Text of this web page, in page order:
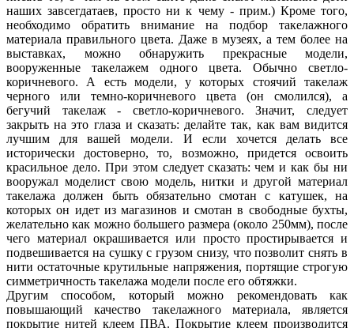
наших завсегдатаев, просто ни к чему - прим.) Кроме того,
необходимо обратить внимание на подбор такелажного
материала правильного цвета. Даже в музеях, а тем более на
выставках, можно обнаружить прекрасные модели,
вооруженные такелажем одного цвета. Обычно светло-
коричневого. А есть модели, у которых стоячий такелаж
черного или темно-коричневого цвета (он смолился), а
бегучий такелаж - светло-коричневого. Значит, следует
закрыть на это глаза и сказать: делайте так, как вам видится
лучшим для вашей модели. И если хочется делать все
исторически достоверно, то, возможно, придется освоить
красильное дело. При этом следует сказать: чем и как бы ни
вооружал моделист свою модель, нитки и другой материал
такелажа должен быть обязательно смотан с катушек, на
которых он идет из магазинов и смотан в свободные бухты,
желательно как можно большего размера (около 250мм), после
чего материал окрашивается или просто простирывается и
подвешивается на сушку с грузом снизу, что позволит снять в
нити остаточные крутильные напряжения, портящие строгую
симметричность такелажа модели после его обтяжки.
Другим способом, который можно рекомендовать как
повышающий качество такелажного материала, является
покрытие нитей клеем ПВА. Покрытие клеем производится